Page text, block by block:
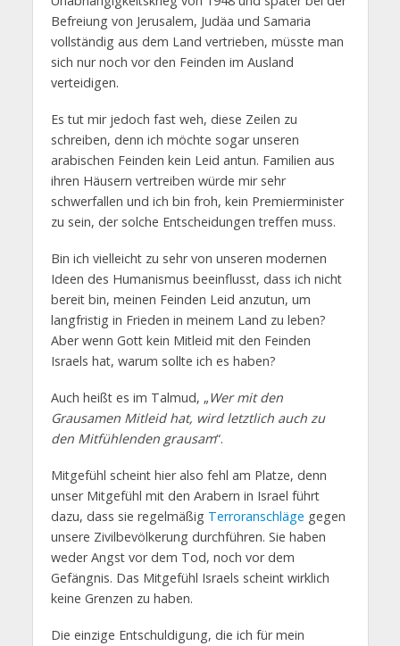
Befreiung von Jerusalem, Judäa und Samaria
vollständig aus dem Land vertrieben, müsste man
sich nur noch vor den Feinden im Ausland
verteidigen.
Es tut mir jedoch fast weh, diese Zeilen zu
schreiben, denn ich möchte sogar unseren
arabischen Feinden kein Leid antun. Familien aus
ihren Häusern vertreiben würde mir sehr
schwerfallen und ich bin froh, kein Premierminister
zu sein, der solche Entscheidungen treffen muss.
Bin ich vielleicht zu sehr von unseren modernen
Ideen des Humanismus beeinflusst, dass ich nicht
bereit bin, meinen Feinden Leid anzutun, um
langfristig in Frieden in meinem Land zu leben?
Aber wenn Gott kein Mitleid mit den Feinden
Israels hat, warum sollte ich es haben?
Auch heißt es im Talmud, „Wer mit den
Grausamen Mitleid hat, wird letztlich auch zu
den Mitfühlenden grausam“.
Mitgefühl scheint hier also fehl am Platze, denn
unser Mitgefühl mit den Arabern in Israel führt
dazu, dass sie regelmäßig Terroranschläge gegen
unsere Zivilbevölkerung durchführen. Sie haben
weder Angst vor dem Tod, noch vor dem
Gefängnis. Das Mitgefühl Israels scheint wirklich
keine Grenzen zu haben.
Die einzige Entschuldigung, die ich für mein